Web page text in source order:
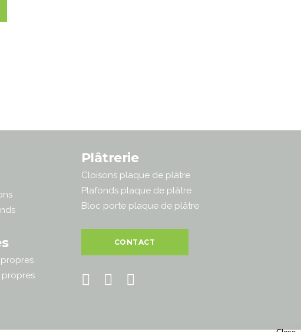
propres
Plâtrerie
Cloisons plaque de plâtre
Plafonds plaque de plâtre
Bloc porte plaque de plâtre
CONTACT